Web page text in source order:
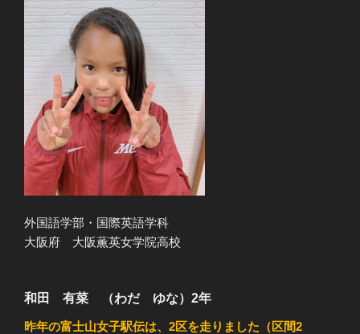
外国語学部・国際英語学科
大阪府 大阪薫英女学院高校
和田 有菜 （わだ ゆな）2年
昨年の富士山女子駅伝は、2区を走りました（区間2